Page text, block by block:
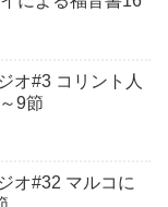
オ#3 コリント人
9節
オ#32 マルコに